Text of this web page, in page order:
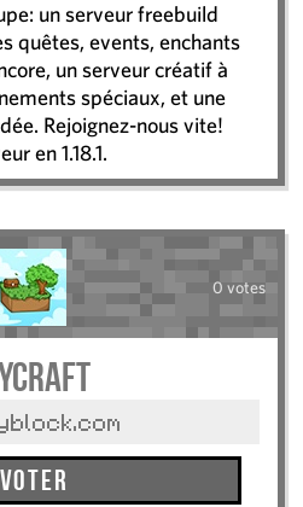
un serveur freebuild
quêtes, events, enchants
un serveur créatif à
spéciaux, et une
Rejoignez-nous vite!
en 1.18.1.
0 votes
Voter